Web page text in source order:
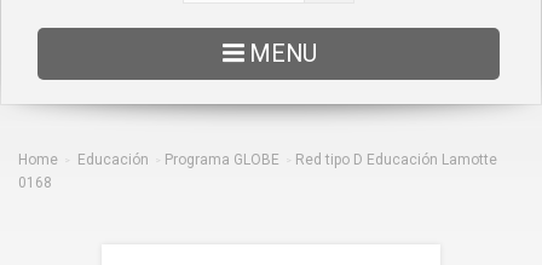
MENU
EDUCACIÓN
OCEANOGRAFÍA
Home > Educación > Programa GLOBE >
Red tipo D Educación Lamotte
0168